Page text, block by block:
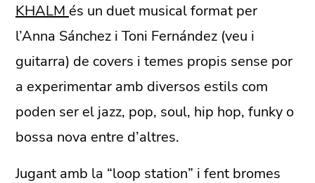
KHALM és un duet musical format per
l’Anna Sánchez i Toni Fernández (veu i
guitarra) de covers i temes propis sense por
a experimentar amb diversos estils com
poden ser el jazz, pop, soul, hip hop, funky o
bossa nova entre d’altres.
Jugant amb la “loop station” i fent bromes